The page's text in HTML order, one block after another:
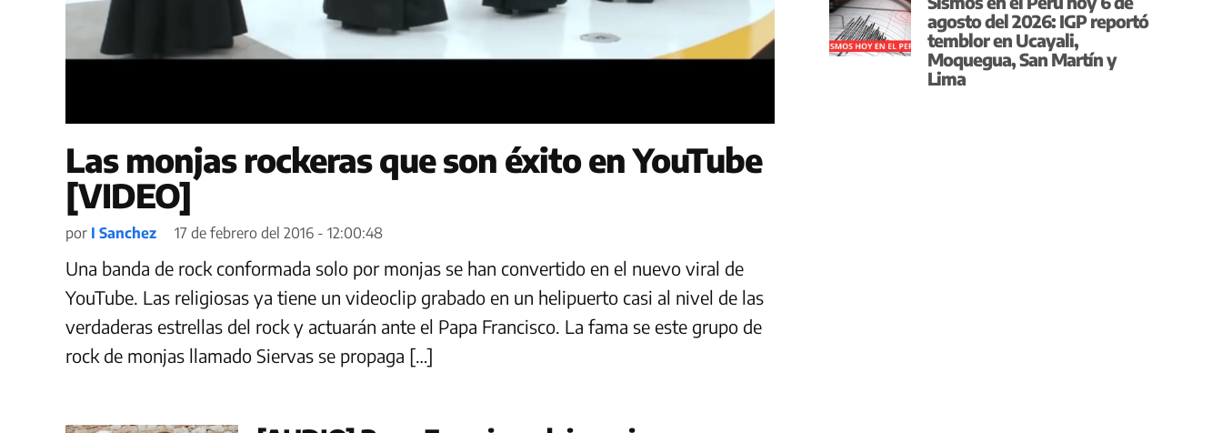
Las monjas rockeras que son éxito en YouTube
[VIDEO]
por I Sanchez 17 de febrero del 2016 - 12:00:48
Una banda de rock conformada solo por monjas se han convertido en el nuevo viral de
YouTube. Las religiosas ya tiene un videoclip grabado en un helipuerto casi al nivel de las
verdaderas estrellas del rock y actuarán ante el Papa Francisco. La fama se este grupo de
rock de monjas llamado Siervas se propaga […]
agosto del 2026: IGP reportó
temblor en Ucayali,
Moquegua, San Martín y
Lima